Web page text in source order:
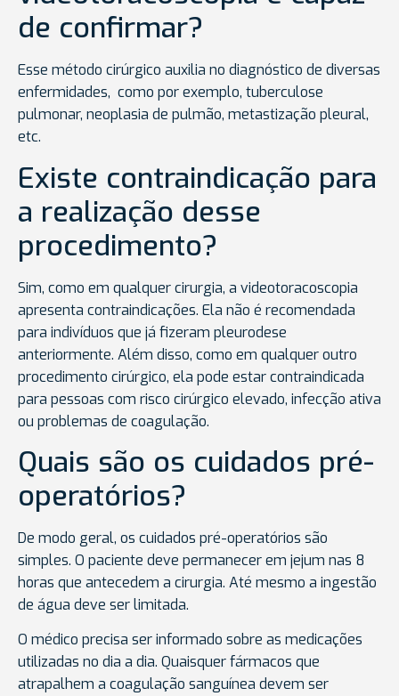
de confirmar?
Esse método cirúrgico auxilia no diagnóstico de diversas
enfermidades, como por exemplo, tuberculose
pulmonar, neoplasia de pulmão, metastização pleural,
etc.
Existe contraindicação para
a realização desse
procedimento?
Sim, como em qualquer cirurgia, a videotoracoscopia
apresenta contraindicações. Ela não é recomendada
para indivíduos que já fizeram pleurodese
anteriormente. Além disso, como em qualquer outro
procedimento cirúrgico, ela pode estar contraindicada
para pessoas com risco cirúrgico elevado, infecção ativa
ou problemas de coagulação.
Quais são os cuidados pré-
operatórios?
De modo geral, os cuidados pré-operatórios são
simples. O paciente deve permanecer em jejum nas 8
horas que antecedem a cirurgia. Até mesmo a ingestão
de água deve ser limitada.
O médico precisa ser informado sobre as medicações
utilizadas no dia a dia. Quaisquer fármacos que
atrapalhem a coagulação sanguínea devem ser